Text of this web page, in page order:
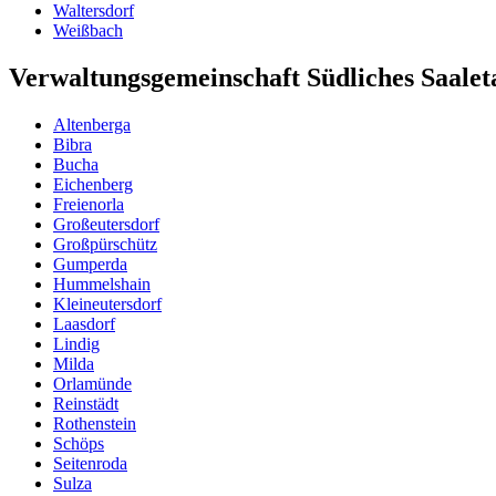
Waltersdorf
Weißbach
Verwaltungsgemeinschaft Südliches
Altenberga
Bibra
Bucha
Eichenberg
Freienorla
Großeutersdorf
Großpürschütz
Gumperda
Hummelshain
Kleineutersdorf
Laasdorf
Lindig
Milda
Orlamünde
Reinstädt
Rothenstein
Schöps
Seitenroda
Sulza